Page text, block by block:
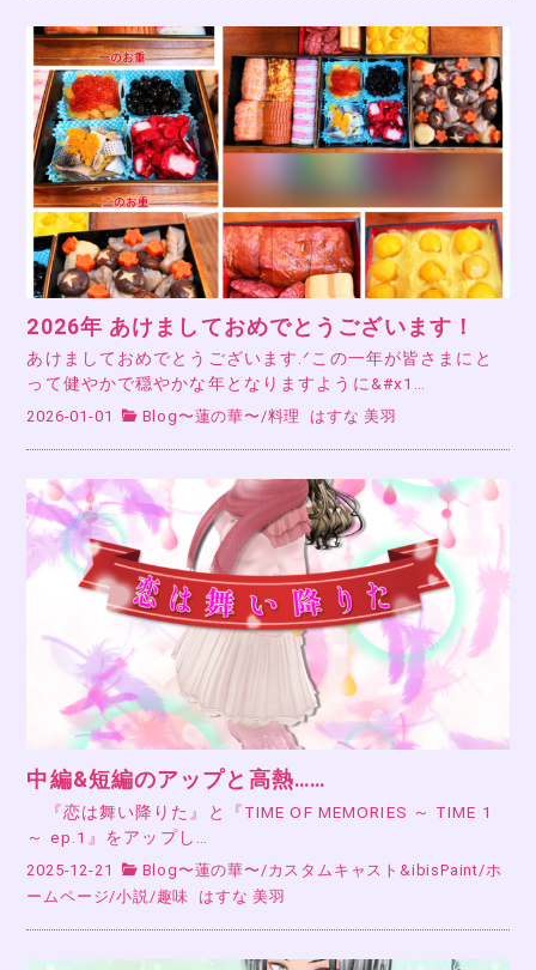
2026年 あけましておめでとうございます！
あけましておめでとうございます.ᐟこの一年が皆さまにと
って健やかで穏やかな年となりますように&#x1…
2026-01-01 Blog〜蓮の華〜/料理 はすな 美羽
中編&短編のアップと高熱……
『恋は舞い降りた』と『TIME OF MEMORIES ～ TIME 1
～ ep.1』をアップし…
2025-12-21 Blog〜蓮の華〜 /カスタムキャスト&ibisPaint/ホ
ームページ/小説 /趣味 はすな 美羽